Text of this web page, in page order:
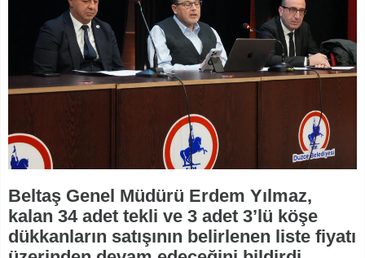
Beltaş Genel Müdürü Erdem Yılmaz,
kalan 34 adet tekli ve 3 adet 3’lü köşe
dükkanların satışının belirlenen liste fiyatı